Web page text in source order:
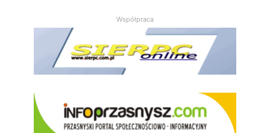
Współpraca